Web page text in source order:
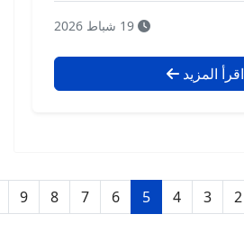
اقرأ المزيد
2
3
4
5
6
7
8
9